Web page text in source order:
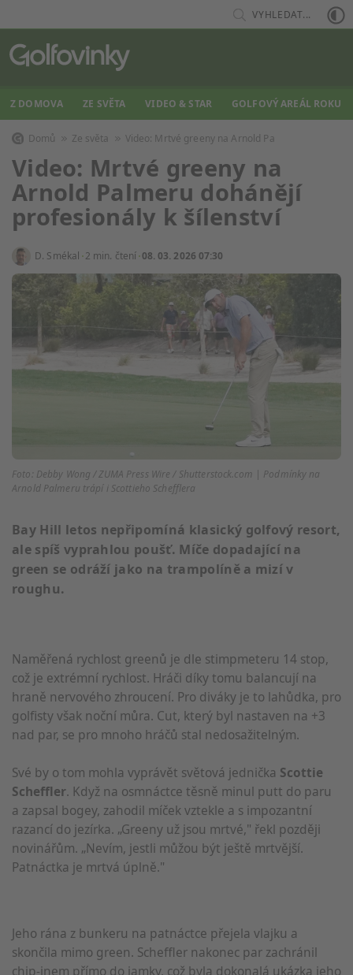
VYHLEDAT...
Z DOMOVA ZE SVĚTA VIDEO & STAR GOLFOVÝ AREÁL ROKU
Domů Ze světa Video: Mrtvé greeny na Arnold Pa
Video: Mrtvé greeny na
Arnold Palmeru dohánějí
profesionály k šílenství
D. Smékal 2 min. čtení 08. 03. 2026 07:30
Foto: Debby Wong / ZUMA Press Wire / Shutterstock.com | Podmínky na
Arnold Palmeru trápí i Scottieho Schefflera
Bay Hill letos nepřipomíná klasický golfový resort,
ale spíš vyprahlou poušť. Míče dopadající na
green se odráží jako na trampolíně a mizí v
roughu.
Naměřená rychlost greenů je dle stimpmeteru 14 stop,
což je extrémní rychlost. Hráči díky tomu balancují na
hraně nervového zhroucení. Pro diváky je to lahůdka, pro
golfisty však noční můra. Cut, který byl nastaven na +3
nad par, se pro mnoho hráčů stal nedosažitelným.
Své by o tom mohla vyprávět světová jednička Scottie
Scheffler. Když na osmnáctce těsně minul putt do paru
a zapsal bogey, zahodil míček vztekle a s impozantní
razancí do jezírka. „Greeny už jsou mrtvé," řekl později
novinářům. „Nevím, jestli můžou být ještě mrtvější.
Patnáctka je mrtvá úplně."
Jeho rána z bunkeru na patnáctce přejela vlajku a
skončila mimo green. Scheffler nakonec par zachránil
chip-inem přímo do jamky, což byla dokonalá ukázka jeho